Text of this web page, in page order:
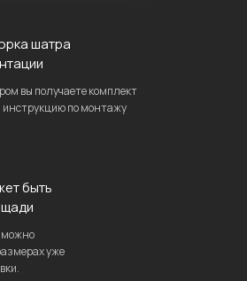
шатра
вы получаете комплект
инструкцию по монтажу
быть
можно
уже